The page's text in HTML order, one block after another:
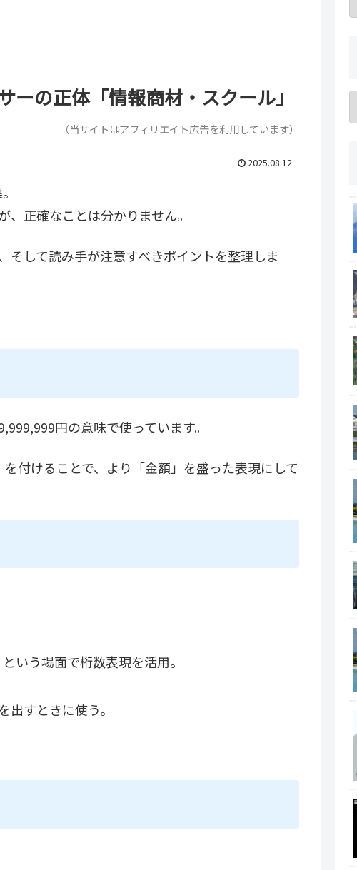
ーの正体「情報商材・スクール」
（当サイトはアフィリエイト広告を利用しています）
2025.08.12
、正確なことは分かりません。
そして読み手が注意すべきポイントを整理しま
円の意味で使っています。
付けることで、より「金額」を盛った表現にして
いう場面で桁数表現を活用。
出すときに使う。